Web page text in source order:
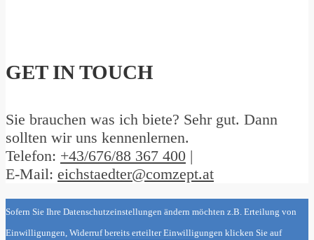
GET IN TOUCH
Sie brauchen was ich biete? Sehr gut. Dann
sollten wir uns kennenlernen.
Telefon: +43/676/88 367 400 |
E-Mail: eichstaedter@comzept.at
Sofern Sie Ihre Datenschutzeinstellungen ändern möchten z.B. Erteilung von
Einwilligungen, Widerruf bereits erteilter Einwilligungen klicken Sie auf